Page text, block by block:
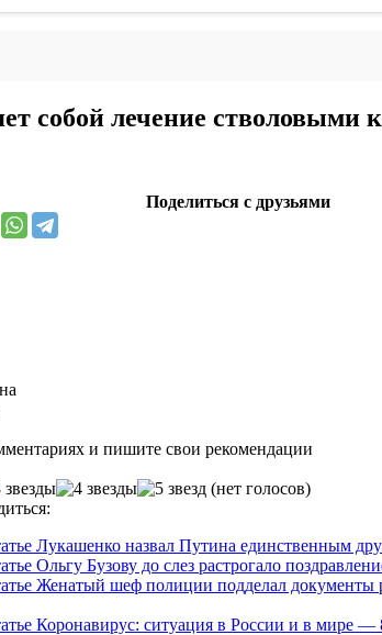
собой лечение стволовыми
Поделиться с друзьями
и пишите свои рекомендации
(нет голосов)